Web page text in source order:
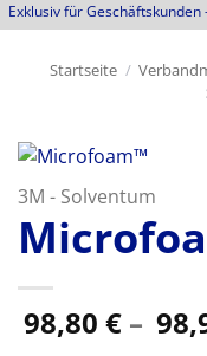
Exklusiv für Geschäftskunden
Startseite /
3M - Solventum
98,80 € –